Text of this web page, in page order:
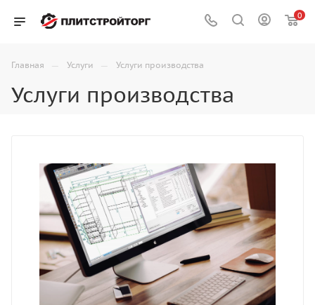
0
Главная — Услуги — Услуги производства
Услуги производства